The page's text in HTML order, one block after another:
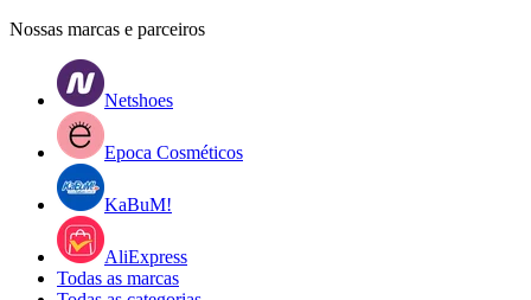
Nossas marcas e parceiros
Netshoes
Epoca Cosméticos
KaBuM!
AliExpress
Todas as marcas